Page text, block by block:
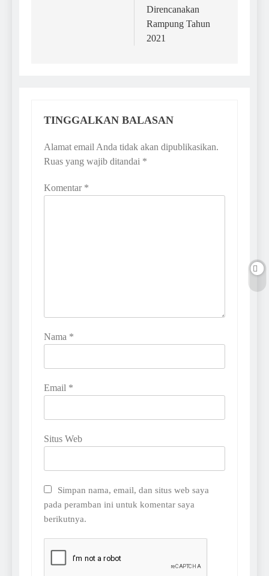
Direncanakan
Rampung Tahun
2021
TINGGALKAN BALASAN
Alamat email Anda tidak akan dipublikasikan.
Ruas yang wajib ditandai *
Komentar *
Nama *
Email *
Situs Web
Simpan nama, email, dan situs web saya
pada peramban ini untuk komentar saya
berikutnya.